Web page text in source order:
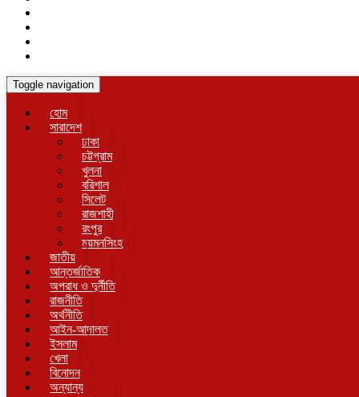
Toggle navigation
হোম
সারাদেশ
ঢাকা
চট্টগ্রাম
খুলনা
বরিশাল
সিলেট
রাজশাহী
রংপুর
ময়মনসিংহ
জাতীয়
আন্তর্জাতিক
অপরাধ ও দুর্নীতি
রাজনীতি
অর্থনীতি
আইন-আদালত
ইসলাম
খেলা
বিনোদন
অন্যান্য